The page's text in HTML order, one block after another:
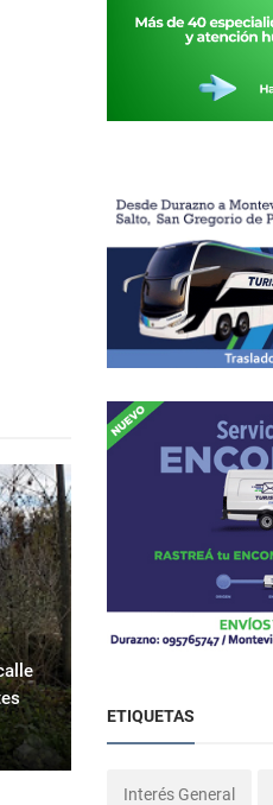
ETIQUETAS
Interés General